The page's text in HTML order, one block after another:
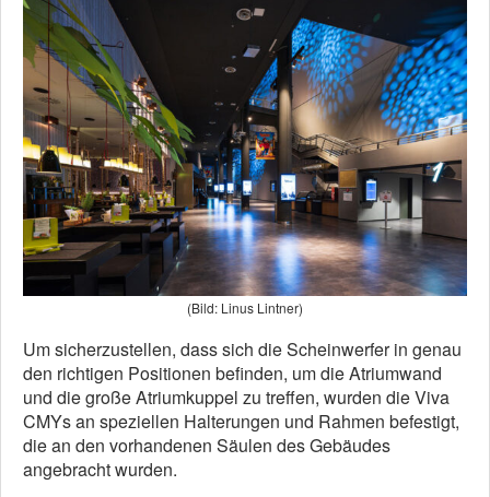
(Bild: Linus Lintner)
Um sicherzustellen, dass sich die Scheinwerfer in genau
den richtigen Positionen befinden, um die Atriumwand
und die große Atriumkuppel zu treffen, wurden die Viva
CMYs an speziellen Halterungen und Rahmen befestigt,
die an den vorhandenen Säulen des Gebäudes
angebracht wurden.